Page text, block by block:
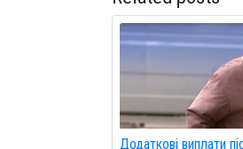
Додаткові виплати